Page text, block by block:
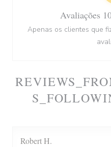
RobertH
Avaliações
Apenas os clientes que